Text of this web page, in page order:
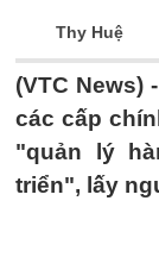
Thy Huệ
(VTC News) -
các cấp
"quản lý
triển", lấy